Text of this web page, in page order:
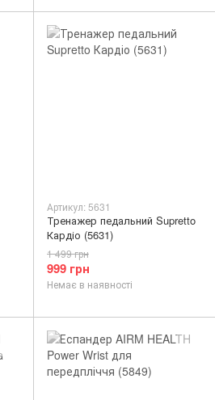
Артикул: 5631
Тренажер педальний Supretto
Кардіо (5631)
999 грн
1 499 грн
Немає в наявності